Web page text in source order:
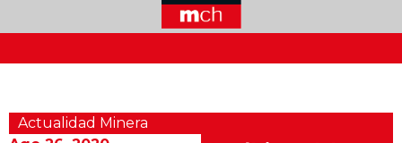
Actualidad Minera
Minería Superficie
Actualidad Minera